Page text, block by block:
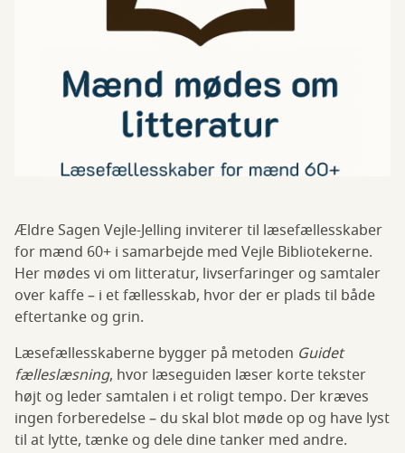
Ældre Sagen Vejle-Jelling inviterer til læsefællesskaber
for mænd 60+ i samarbejde med Vejle Bibliotekerne.
Her mødes vi om litteratur, livserfaringer og samtaler
over kaffe – i et fællesskab, hvor der er plads til både
eftertanke og grin.
Læsefællesskaberne bygger på metoden Guidet
fælleslæsning, hvor læseguiden læser korte tekster
højt og leder samtalen i et roligt tempo. Der kræves
ingen forberedelse – du skal blot møde op og have lyst
til at lytte, tænke og dele dine tanker med andre.